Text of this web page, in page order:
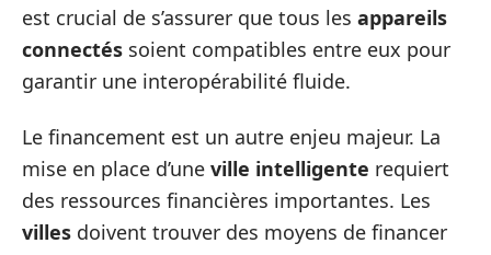
est crucial de s’assurer que tous les appareils
connectés soient compatibles entre eux pour
garantir une interopérabilité fluide.
Le financement est un autre enjeu majeur. La
mise en place d’une ville intelligente requiert
des ressources financières importantes. Les
villes doivent trouver des moyens de financer